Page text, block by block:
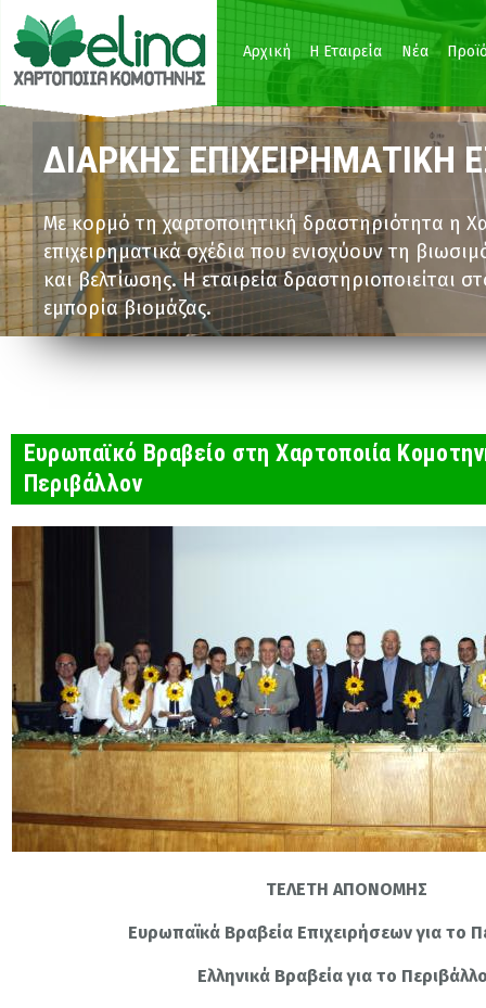
Παράκαμψη προς το κυρίως περιεχόμενο
Αρχική Η Εταιρεία Νέα
ΕΦΑΡΜΟΣΜΕΝΗ ΒΙΩΣΙΜΗ
Είμαστε δεσμευμένοι στην επιχειρηματική
Κομοτηνής έχει επιτύχει χρήση ύδατος στο
ελαχιστοποιήσει τις εκπομπές αερίων
επενδύει σε ΑΠΕ.
ΔΙΑΡΚΗΣ ΕΠΙΧΕΙΡΗΜΑΤΙΚΗ
Με κορμό τη χαρτοποιητική δραστηριότητα η
επιχειρηματικά σχέδια που ενισχύουν τη
και βελτίωσης. Η εταιρεία δραστηριοποιείται
εμπορία βιομάζας.
ΕΞΑΓΩΓΙΚΟΣ
Με επίκεντρο τη Θράκη η Χαρτοποιία
δυναμικό και εγκαταστάσεις σε όλη τη ΝΑ
συνεισφέροντας θετικά στο εμπορικό
Ευρωπαϊκό Βραβείο στη Χαρτοποιία
Περιβάλλον
ΤΕΛΕΤΗ ΑΠΟΝΟΜΗΣ
Ευρωπαϊκά Βραβεία Επιχειρήσεων για το
Ελληνικά Βραβεία για το